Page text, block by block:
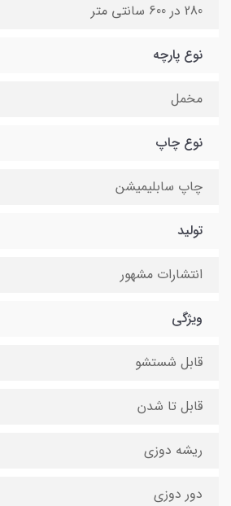
280 در 600 سانتی متر
نوع پارچه
مخمل
نوع چاپ
چاپ سابلیمیشن
تولید
انتشارات مشهور
ویژگی
قابل شستشو
قابل تا شدن
ریشه دوزی
دور دوزی